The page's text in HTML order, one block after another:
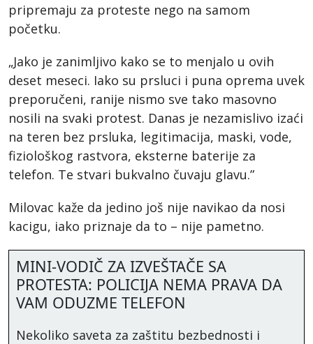
pripremaju za proteste nego na samom
početku.
„Jako je zanimljivo kako se to menjalo u ovih
deset meseci. Iako su prsluci i puna oprema uvek
preporučeni, ranije nismo sve tako masovno
nosili na svaki protest. Danas je nezamislivo izaći
na teren bez prsluka, legitimacija, maski, vode,
fiziološkog rastvora, eksterne baterije za
telefon. Te stvari bukvalno čuvaju glavu.”
Milovac kaže da jedino još nije navikao da nosi
kacigu, iako priznaje da to – nije pametno.
MINI-VODIČ ZA IZVEŠTAČE SA
PROTESTA: POLICIJA NEMA PRAVA DA
VAM ODUZME TELEFON
Nekoliko saveta za zaštitu bezbednosti i